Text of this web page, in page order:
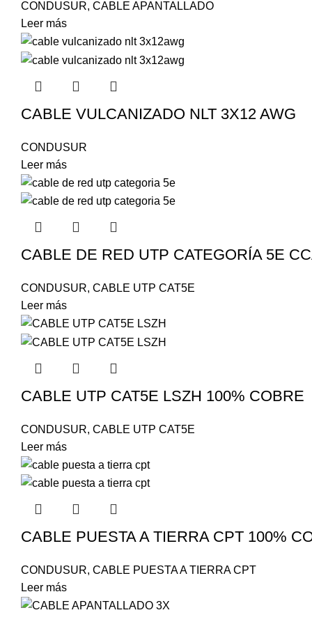
CONDUSUR, CABLE APANTALLADO
Leer más
CABLE VULCANIZADO NLT 3X12 AWG
CONDUSUR
Leer más
CABLE DE RED UTP CATEGORÍA 5E
CONDUSUR, CABLE UTP CAT5E
Leer más
CABLE UTP CAT5E LSZH 100% COBRE
CONDUSUR, CABLE UTP CAT5E
Leer más
CABLE PUESTA A TIERRA CPT 100%
CONDUSUR, CABLE PUESTA A TIERRA CPT
Leer más